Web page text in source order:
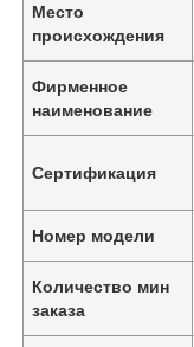
Место
происхождения
Фирменное
наименование
Сертификация
Номер модели
Количество мин
заказа